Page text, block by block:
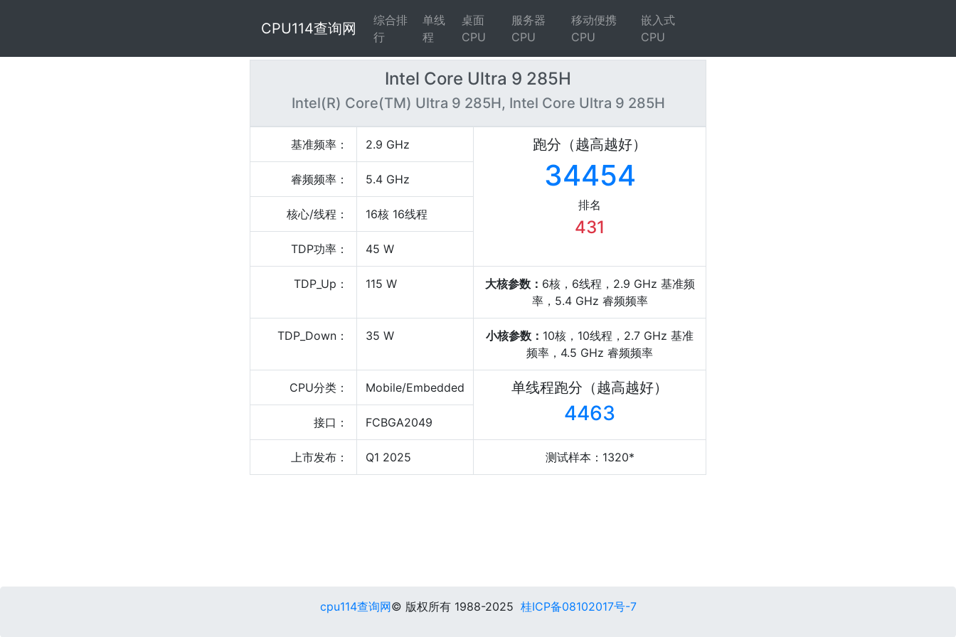
CPU114查询网
综合排
行
单线
程
桌面
CPU
服务器
CPU
移动便携
CPU
嵌入式
CPU
Intel Core Ultra 9 285H
Intel(R) Core(TM) Ultra 9 285H, Intel Core Ultra 9 285H
基准频率： 2.9 GHz 跑分（越高越好）
34454
排名
431
睿频频率： 5.4 GHz
核心/线程： 16核 16线程
TDP功率： 45 W
TDP_Up： 115 W 大核参数： 6核，6线程，2.9 GHz 基准频
率，5.4 GHz 睿频频率
TDP_Down： 35 W 小核参数： 10核，10线程，2.7 GHz 基准
频率，4.5 GHz 睿频频率
CPU分类： Mobile/Embedded 单线程跑分（越高越好）
4463
接口： FCBGA2049
上市发布： Q1 2025 测试样本：1320*
cpu114查询网© 版权所有 1988-2025 桂ICP备08102017号-7